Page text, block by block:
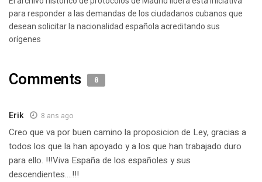
para responder a las demandas de los ciudadanos cubanos que
desean solicitar la nacionalidad española acreditando sus
orígenes
Comments 8
Erik 8 ans ago
Creo que va por buen camino la proposicion de Ley, gracias a
todos los que la han apoyado y a los que han trabajado duro
para ello. !!!Viva España de los españoles y sus
descendientes….!!!